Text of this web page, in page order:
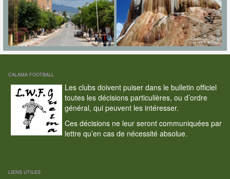
CALAMA FOOTBALL
Les clubs doivent puiser dans le bulletin officiel
toutes les décisions particulières, ou d’ordre
général, qui peuvent les intéresser.
Ces décisions ne leur seront communiquées par
lettre qu’en cas de nécessité absolue.
LIENS UTILES